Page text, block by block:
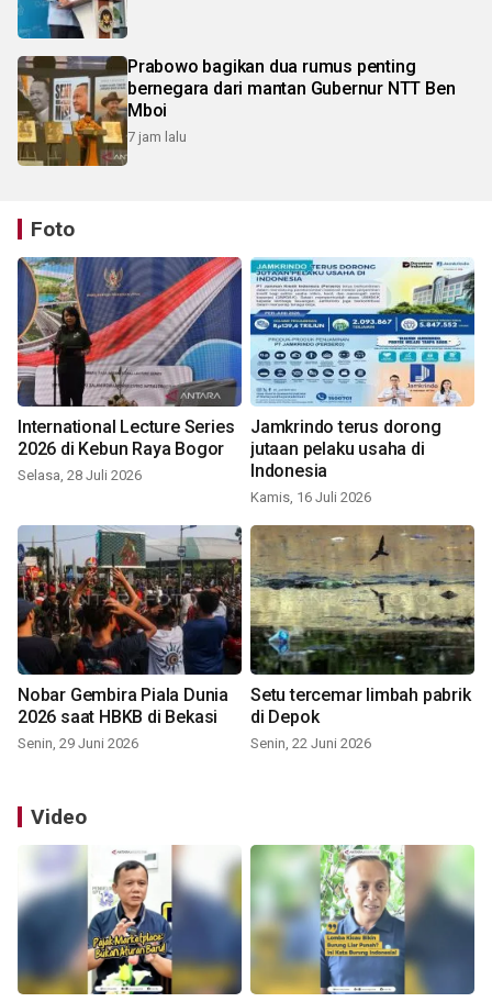
Prabowo bagikan dua rumus penting
bernegara dari mantan Gubernur NTT Ben
Mboi
7 jam lalu
Foto
International Lecture Series
2026 di Kebun Raya Bogor
Selasa, 28 Juli 2026
Jamkrindo terus dorong
jutaan pelaku usaha di
Indonesia
Kamis, 16 Juli 2026
Nobar Gembira Piala Dunia
2026 saat HBKB di Bekasi
Senin, 29 Juni 2026
Setu tercemar limbah pabrik
di Depok
Senin, 22 Juni 2026
Video